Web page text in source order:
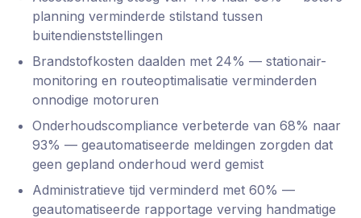
planning verminderde stilstand tussen
buitendienststellingen
Brandstofkosten daalden met 24% — stationair-
monitoring en routeoptimalisatie verminderden
onnodige motoruren
Onderhoudscompliance verbeterde van 68% naar
93% — geautomatiseerde meldingen zorgden dat
geen gepland onderhoud werd gemist
Administratieve tijd verminderd met 60% —
geautomatiseerde rapportage verving handmatige